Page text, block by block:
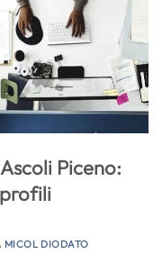
Piceno:
MICOL DIODATO